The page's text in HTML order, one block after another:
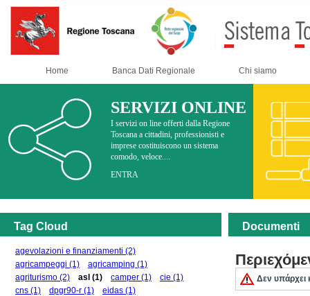
Home Banca Dati Regionale Chi siamo
SERVIZI ONLINE
I servizi on line offerti dalla Regione
Toscana a cittadini, professionisti e
imprese costituiscono un sistema
comodo, veloce....
ENTRA
Tag Cloud
agevolazioni e finanziamenti (2)
agricampeggi (1) agricamping (1)
agriturismo (2) asl (1) camper (1) cie (1)
cns (1) dpgr90-r (1) eidas (1)
Documenti
Δεν υπάρχει